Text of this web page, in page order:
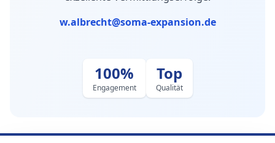
w.albrecht@soma-expansion.de
100%
Engagement
Top
Qualität